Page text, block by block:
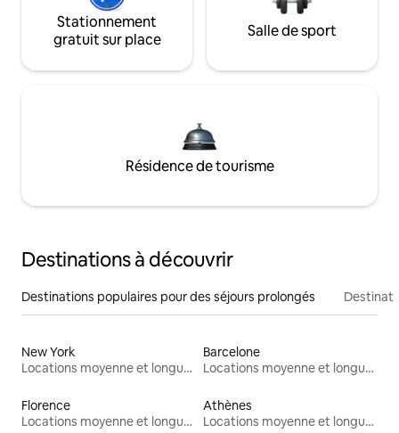
Stationnement
gratuit sur place
Salle de sport
Résidence de tourisme
Destinations à découvrir
Destinations populaires pour des séjours prolongés
New York
Locations moyenne et longue durée
Barcelone
Locations moyenne et longue durée
Florence
Locations moyenne et longue durée
Athènes
Locations moyenne et longue durée